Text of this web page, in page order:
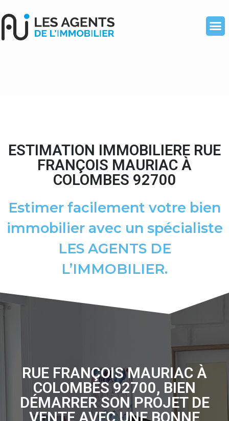
ESTIMATION IMMOBILIERE RUE
FRANÇOIS MAURIAC À
COLOMBES 92700
Estimer facilement votre bien
immobilier avec un spécialiste
LES AGENTS DE
L’IMMOBILIER.
RUE FRANÇOIS MAURIAC À
COLOMBES 92700, BIEN
DÉMARRER SON PROJET DE